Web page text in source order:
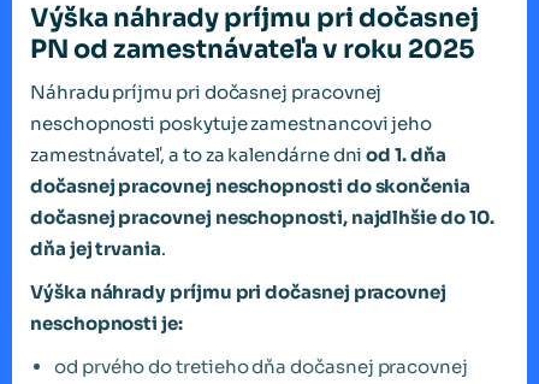
Výška náhrady príjmu pri dočasnej
PN od zamestnávateľa v roku 2025
Náhradu príjmu pri dočasnej pracovnej
neschopnosti poskytuje zamestnancovi jeho
zamestnávateľ, a to za kalendárne dniod 1. dňa
dočasnej pracovnej neschopnosti do skončenia
dočasnej pracovnej neschopnosti, najdlhšie do 10.
dňa jej trvania.
Výška náhrady príjmu pri dočasnej pracovnej
neschopnosti je:
od prvého do tretieho dňa dočasnej pracovnej